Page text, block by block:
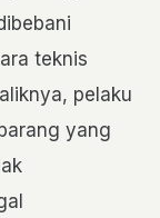
teknis
pelaku
yang